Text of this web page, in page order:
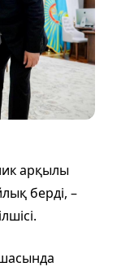
арқылы
берді, –